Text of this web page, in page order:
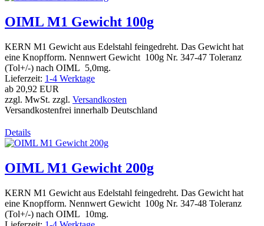
OIML M1 Gewicht 100g
KERN M1 Gewicht aus Edelstahl feingedreht. Das Gewicht hat
eine Knopfform. Nennwert Gewicht 100g Nr. 347-47 Toleranz
(Tol+/-) nach OIML 5,0mg.
Lieferzeit: 1-4 Werktage
ab 20,92 EUR
zzgl. MwSt. zzgl. Versandkosten
Versandkostenfrei innerhalb Deutschland
Details
OIML M1 Gewicht 200g
KERN M1 Gewicht aus Edelstahl feingedreht. Das Gewicht hat
eine Knopfform. Nennwert Gewicht 100g Nr. 347-48 Toleranz
(Tol+/-) nach OIML 10mg.